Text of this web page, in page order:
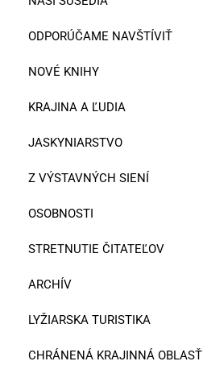
ODPORÚČAME NAVŠTÍVIŤ
NOVÉ KNIHY
KRAJINA A ĽUDIA
JASKYNIARSTVO
Z VÝSTAVNÝCH SIENÍ
OSOBNOSTI
STRETNUTIE ČITATEĽOV
ARCHÍV
LYŽIARSKA TURISTIKA
CHRÁNENÁ KRAJINNÁ OBLASŤ